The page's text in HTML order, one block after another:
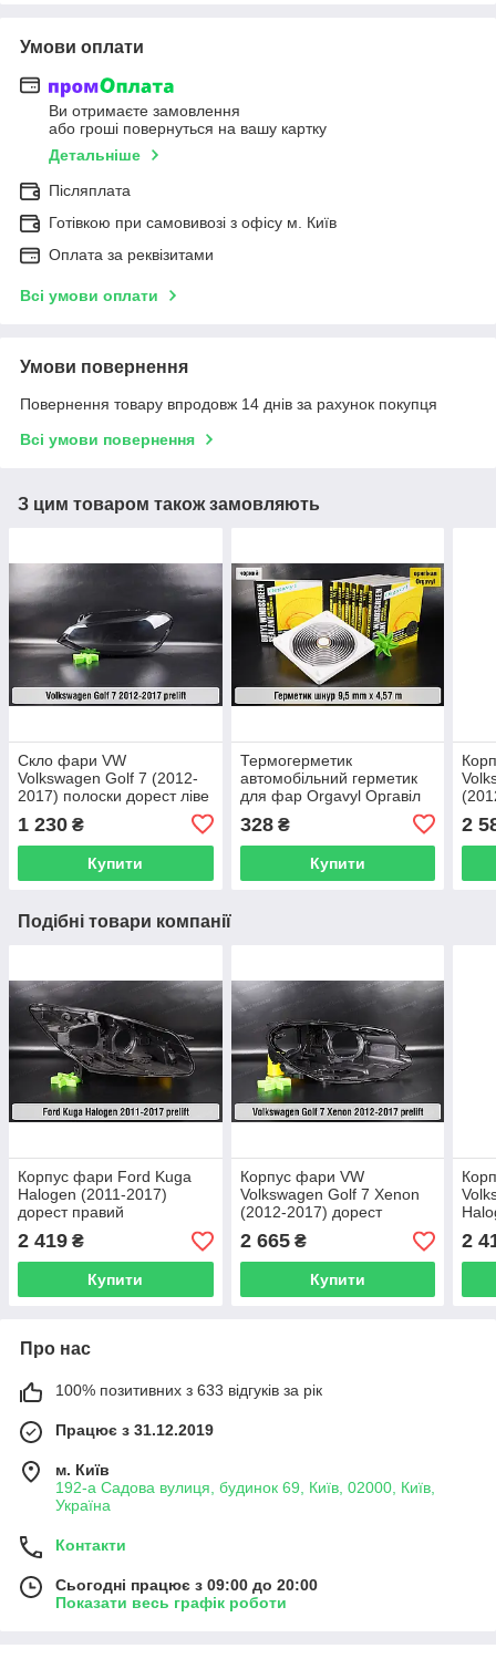
Умови оплати
Ви отримаєте замовлення
або гроші повернуться на вашу картку
Детальніше
Післяплата
Готівкою при самовивозі з офісу м. Київ
Оплата за реквізитами
Всі умови оплати
Умови повернення
Повернення товару впродовж 14 днів за рахунок покупця
Всі умови повернення
З цим товаром також замовляють
Скло фари VW
Volkswagen Golf 7 (2012-
2017) полоски дорест ліве
1 230 ₴
Купити
Термогерметик
автомобільний герметик
для фар Orgavyl Оргавіл
328₴
Купити
2
Подібні товари компанії
Корпус фари Ford Kuga
Halogen (2011-2017)
дорест правий
2 419 ₴
Купити
Корпус фари VW
Volkswagen Golf 7 Xenon
(2012-2017) дорест
правий
2 665₴
Купити
2
Про нас
100% позитивних з 633 відгуків за рік
Працює з 31.12.2019
м. Київ
192-а Садова вулиця, будинок 69, Київ, 02000, Київ,
Україна
Контакти
Сьогодні працює з 09:00 до 20:00
Показати весь графік роботи